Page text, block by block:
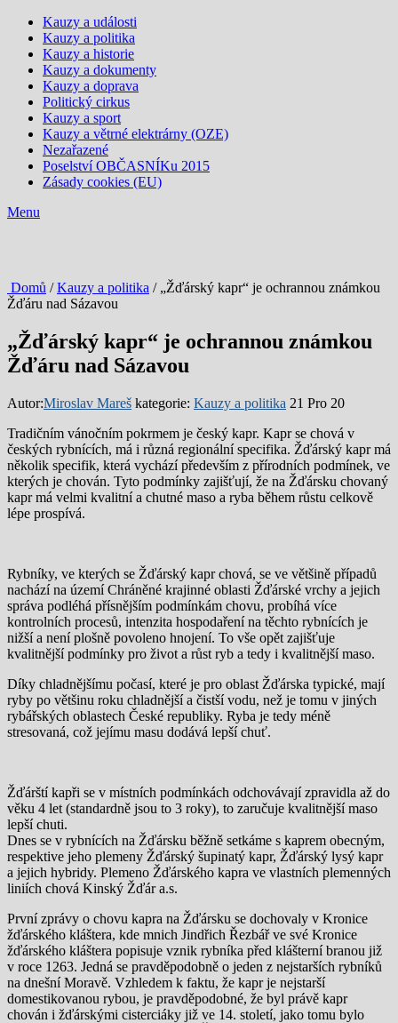
Kauzy a události
Kauzy a politika
Kauzy a historie
Kauzy a dokumenty
Kauzy a doprava
Politický cirkus
Kauzy a sport
Kauzy a větrné elektrárny (OZE)
Nezařazené
Poselství OBČASNÍKu 2015
Zásady cookies (EU)
Menu
Domů /Kauzy a politika / „Žďárský kapr“ je ochrannou známkou
Žďáru nad Sázavou
„Žďárský kapr“ je ochrannou známkou
Žďáru nad Sázavou
Autor:Miroslav Mareš kategorie: Kauzy a politika 21 Pro 20
Tradičním vánočním pokrmem je český kapr. Kapr se chová v
českých rybnících, má i různá regionální specifika. Žďárský kapr má
několik specifik, která vychází především z přírodních podmínek, ve
kterých je chován. Tyto podmínky zajišťují, že na Žďársku chovaný
kapr má velmi kvalitní a chutné maso a ryba během růstu celkově
lépe prospívá.
Rybníky, ve kterých se Žďárský kapr chová, se ve většině případů
nachází na území Chráněné krajinné oblasti Žďárské vrchy a jejich
správa podléhá přísnějším podmínkám chovu, probíhá více
kontrolních procesů, intenzita hospodaření na těchto rybnících je
nižší a není plošně povoleno hnojení. To vše opět zajišťuje
kvalitnější podmínky pro život a růst ryb a tedy i kvalitnější maso.
Díky chladnějšímu počasí, které je pro oblast Žďárska typické, mají
ryby po většinu roku chladnější a čistší vodu, než je tomu v jiných
rybářských oblastech České republiky. Ryba je tedy méně
stresovaná, což jejímu masu dodává lepší chuť.
Žďárští kapři se v místních podmínkách odchovávají zpravidla až do
věku 4 let (standardně jsou to 3 roky), to zaručuje kvalitnější maso
lepší chuti.
Dnes se v rybnících na Žďársku běžně setkáme s kaprem obecným,
respektive jeho plemeny Žďárský šupinatý kapr, Žďárský lysý kapr
a jejich hybridy. Plemeno Žďárského kapra ve vlastních plemenných
liniích chová Kinský Žďár a.s.
První zprávy o chovu kapra na Žďársku se dochovaly v Kronice
žďárského kláštera, kde mnich Jindřich Řezbář ve své Kronice
žďárského kláštera popisuje vznik rybníka před klášterní branou již
v roce 1263. Jedná se pravděpodobně o jeden z nejstarších rybníků
na dnešní Moravě. Vzhledem k faktu, že kapr je nejstarší
domestikovanou rybou, je pravděpodobné, že byl právě kapr
chován i žďárskými cisterciáky již ve 14. století, jako tomu bylo